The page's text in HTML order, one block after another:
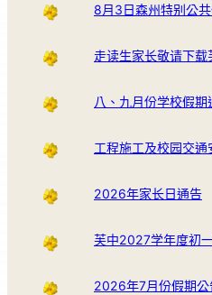
8月3日森州特别公
走读生家长敬请下载
八、九月份学校假期
工程施工及校园交通
2026年家长日通告
芙中2027学年度初
2026年7月份假期公